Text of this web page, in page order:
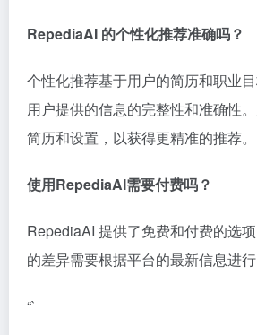
RepediaAI 的个性化推荐准确吗？
个性化推荐基于用户的简历和职业
用户提供的信息的完整性和准确性
简历和设置，以获得更精准的推荐。
使用RepediaAI需要付费吗？
RepediaAI 提供了免费和付费的选
的差异需要根据平台的最新信息进行
“`